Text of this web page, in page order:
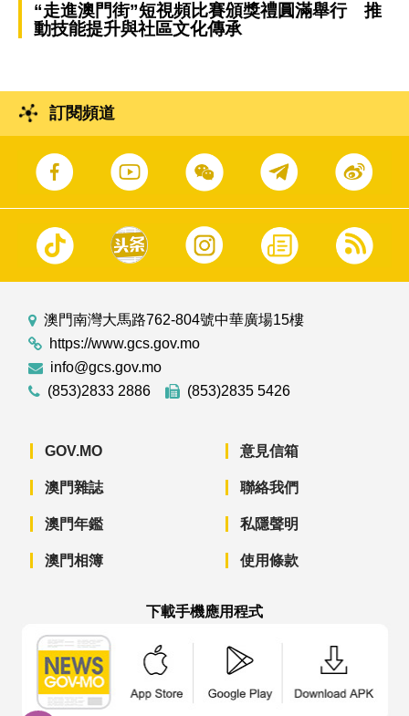
“走進澳門街”短視頻比賽頒獎禮圓滿舉行 推
動技能提升與社區文化傳承
訂閱頻道
澳門南灣大馬路762-804號中華廣場15樓
https://www.gcs.gov.mo
info@gcs.gov.mo
(853)2833 2886
(853)2835 5426
GOV.MO
澳門雜誌
澳門年鑑
澳門相簿
意見信箱
聯絡我們
私隱聲明
使用條款
下載手機應用程式